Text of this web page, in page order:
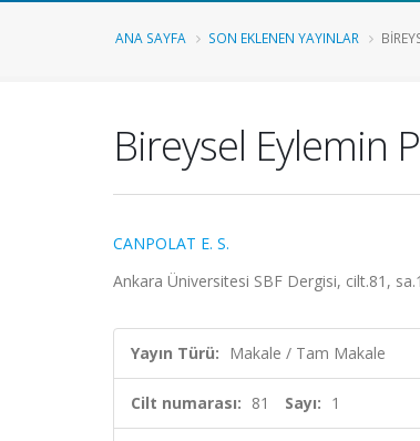
ANA SAYFA SON EKLENEN YAYINLAR
Bireysel Eylemin
CANPOLAT E. S.
Ankara Üniversitesi SBF Dergisi, cilt.81,
Yayın Türü: Makale / Tam Makale
Cilt numarası: 81 Sayı: 1